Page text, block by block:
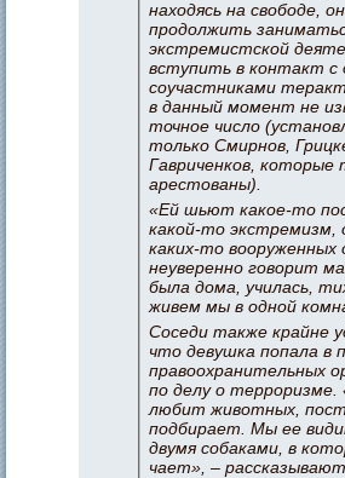
находясь на свободе,
продолжить
экстремистской
вступить в контакт с
соучастниками
в данный момент не
точное число
только Смирнов,
Гавриченков, которые
арестованы).
«Ей шьют какое-то
какой-то экстремизм,
каких-то вооруженных
неуверенно говорит
была дома, училась,
живем мы в одной
Соседи также крайне
что девушка попала в
правоохранительных
по делу о терроризме.
любит животных,
подбирает. Мы ее
двумя собаками, в
чает», – рассказывают